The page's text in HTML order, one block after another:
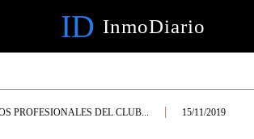
ID InmoDiario
PROFESIONALES DEL CLUB... 15/11/2019